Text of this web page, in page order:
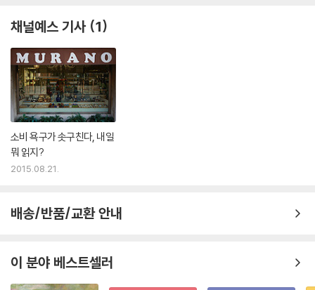
채널예스 기사 1
소비 욕구가 솟구친다, 내일
뭐 읽지?
2015.08.21.
배송/반품/교환 안내
이 분야 베스트셀러